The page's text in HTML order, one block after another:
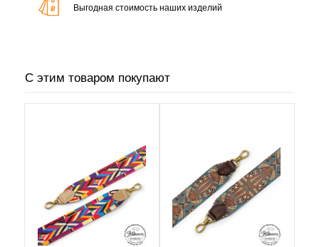
Выгодная стоимость наших изделий
С этим товаром покупают